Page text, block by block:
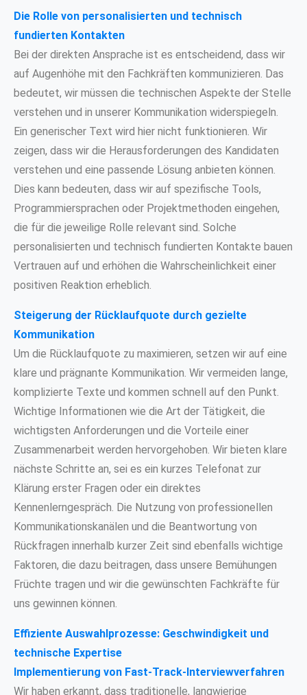
Die Rolle von personalisierten und technisch
fundierten Kontakten
Bei der direkten Ansprache ist es entscheidend, dass wir
auf Augenhöhe mit den Fachkräften kommunizieren. Das
bedeutet, wir müssen die technischen Aspekte der Stelle
verstehen und in unserer Kommunikation widerspiegeln.
Ein generischer Text wird hier nicht funktionieren. Wir
zeigen, dass wir die Herausforderungen des Kandidaten
verstehen und eine passende Lösung anbieten können.
Dies kann bedeuten, dass wir auf spezifische Tools,
Programmiersprachen oder Projektmethoden eingehen,
die für die jeweilige Rolle relevant sind. Solche
personalisierten und technisch fundierten Kontakte bauen
Vertrauen auf und erhöhen die Wahrscheinlichkeit einer
positiven Reaktion erheblich.
Steigerung der Rücklaufquote durch gezielte
Kommunikation
Um die Rücklaufquote zu maximieren, setzen wir auf eine
klare und prägnante Kommunikation. Wir vermeiden lange,
komplizierte Texte und kommen schnell auf den Punkt.
Wichtige Informationen wie die Art der Tätigkeit, die
wichtigsten Anforderungen und die Vorteile einer
Zusammenarbeit werden hervorgehoben. Wir bieten klare
nächste Schritte an, sei es ein kurzes Telefonat zur
Klärung erster Fragen oder ein direktes
Kennenlerngespräch. Die Nutzung von professionellen
Kommunikationskanälen und die Beantwortung von
Rückfragen innerhalb kurzer Zeit sind ebenfalls wichtige
Faktoren, die dazu beitragen, dass unsere Bemühungen
Früchte tragen und wir die gewünschten Fachkräfte für
uns gewinnen können.
Effiziente Auswahlprozesse: Geschwindigkeit und
technische Expertise
Implementierung von Fast-Track-Interviewverfahren
Wir haben erkannt, dass traditionelle, langwierige